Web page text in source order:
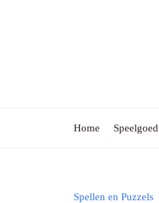
Home
Spellen en Puzzels